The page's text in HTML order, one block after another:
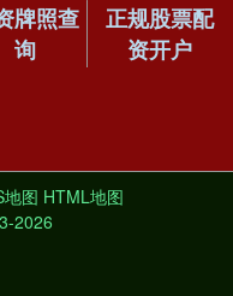
牌照查
询
正规股票配
资开户
地图 HTML地图
2026